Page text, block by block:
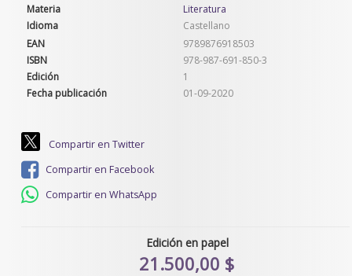
Materia
Literatura
Idioma
Castellano
EAN
9789876918503
ISBN
978-987-691-850-3
Edición
1
Fecha publicación
01-09-2020
Compartir en Twitter
Compartir en Facebook
Compartir en WhatsApp
Edición en papel
21.500,00 $